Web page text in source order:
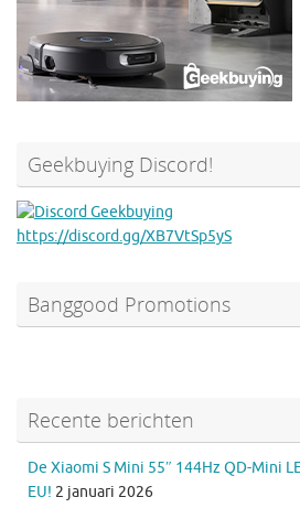
Geekbuying Discord!
https://discord.gg/XB7VtSp5yS
Banggood Promotions
Recente berichten
De Xiaomi S Mini 55″ 144Hz QD-Mini
EU! 2 januari 2026